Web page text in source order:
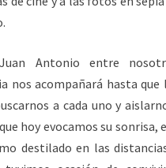
Antonio entre
nos acompañará hasta
a cada uno y
hoy evocamos su sonrisa,
destilado en las